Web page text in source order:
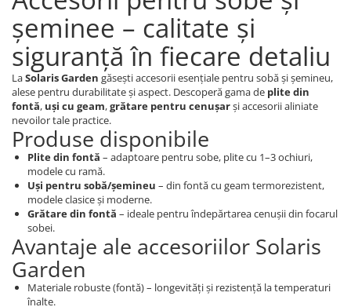
șeminee – calitate și
siguranță în fiecare detaliu
LaSolaris Garden găsești accesorii esențiale pentru sobă și șemineu,
alese pentru durabilitate și aspect. Descoperă gama de plite din
fontă, uși cu geam,grătare pentru cenușarși accesorii aliniate
nevoilor tale practice.
Produse disponibile
Plite din fontă – adaptoare pentru sobe, plite cu 1–3 ochiuri,
modele cu ramă.
Uși pentru sobă/șemineu – din fontă cu geam termorezistent,
modele clasice și moderne.
Grătare din fontă – ideale pentru îndepărtarea cenușii din focarul
sobei.
Avantaje ale accesoriilor Solaris
Garden
Materiale robuste (fontă) – longevități și rezistență la temperaturi
înalte.